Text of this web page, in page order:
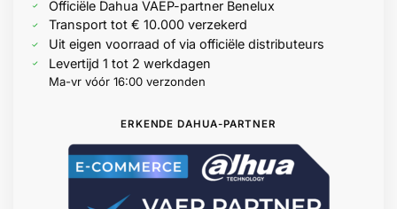
Officiële Dahua VAEP-partner Benelux
Transport tot € 10.000 verzekerd
Uit eigen voorraad of via officiële distributeurs
Levertijd 1 tot 2 werkdagen
Ma-vr vóór 16:00 verzonden
ERKENDE DAHUA-PARTNER